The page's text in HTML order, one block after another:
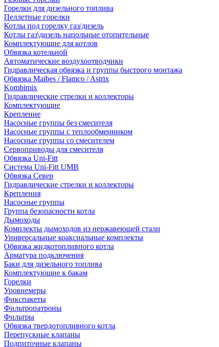
Горелки для дизельного топлива
Пеллетные горелки
Котлы под горелку газ/дизель
Котлы газ\дизель напольные отопительные
Комплектующие для котлов
Обвязка котельной
Автоматические воздухоотводчики
Гидравлическая обвязка и группы быстрого монтажа
Обвязка Maibes / Flamco / Astrix
Kombimix
Гидравлические стрелки и коллекторы
Комплектующие
Крепление
Насосные группы без смесителя
Насосные группы с теплообменником
Насосные группы со смесителем
Сервоприводы для смесителя
Обвязка Uni-Fitt
Система Uni-Fitt UMB
Обвязка Север
Гидравлические стрелки и коллекторы
Крепления
Насосные группы
Группа безопасности котла
Дымоходы
Комплекты дымоходов из нержавеющей стали
Универсальные коаксиальные комплекты
Обвязка жидкотопливного котла
Арматура подключения
Баки для дизельного топлива
Комплектующие к бакам
Горелки
Уровнемеры
Фикспакеты
Фильтропатроны
Фильтры
Обвязка твердотопливного котла
Перепускные клапаны
Подпиточные клапаны